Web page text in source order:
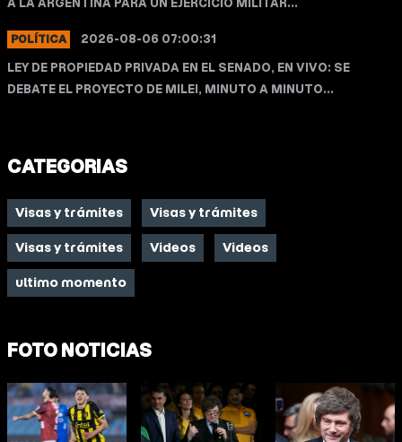
POLÍTICA
2026-08-06 07:00:31
LEY DE PROPIEDAD PRIVADA EN EL SENADO, EN VIVO: SE
DEBATE EL PROYECTO DE MILEI, MINUTO A MINUTO...
CATEGORIAS
Visas y trámites Visas y trámites
Visas y trámites Videos Videos
ultimo momento
FOTO NOTICIAS